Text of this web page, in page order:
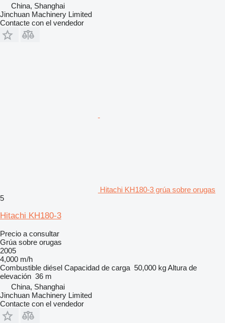
China, Shanghai
Jinchuan Machinery Limited
Contacte con el vendedor
Hitachi KH180-3 grúa sobre orugas
5
Hitachi KH180-3
Precio a consultar
Grúa sobre orugas
2005
4,000 m/h
Combustible diésel Capacidad de carga 50,000 kgAltura de
elevación 36 m
China, Shanghai
Jinchuan Machinery Limited
Contacte con el vendedor